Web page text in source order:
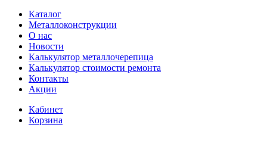
Каталог
Металлоконструкции
О нас
Новости
Калькулятор металлочерепица
Калькулятор стоимости ремонта
Контакты
Акции
Кабинет
Корзина